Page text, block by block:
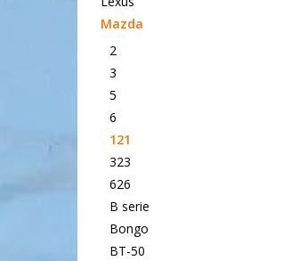
Mazda
2
3
5
6
121
323
626
B serie
Bongo
BT-50